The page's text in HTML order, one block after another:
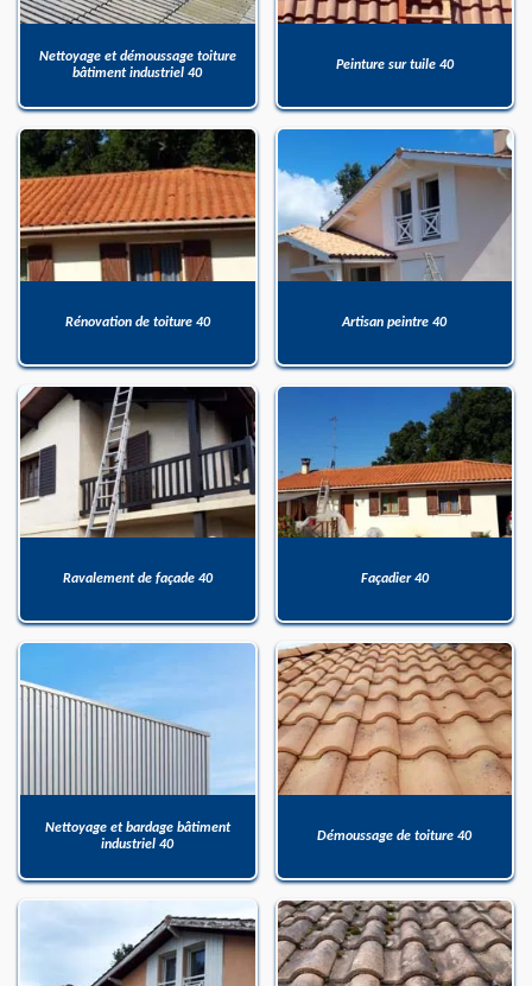
Nettoyage et démoussage toiture
bâtiment industriel 40
Peinture sur tuile 40
Rénovation de toiture 40 Artisan peintre 40
Ravalement de façade 40 Façadier 40
Nettoyage et bardage bâtiment
industriel 40
Démoussage de toiture 40